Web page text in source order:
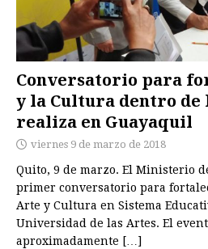
Conversatorio para
y la Cultura dentro de
realiza en Guayaquil
viernes 9 de marzo de 2018
Quito, 9 de marzo. El Ministerio
primer conversatorio para
Arte y Cultura en Sistema
Universidad de las Artes. El
aproximadamente […]